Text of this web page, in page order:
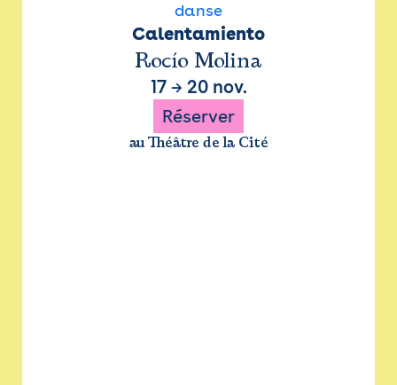
danse
Calentamiento
Rocío Molina
17→ 20 nov.
Réserver
au Théâtre de la Cité